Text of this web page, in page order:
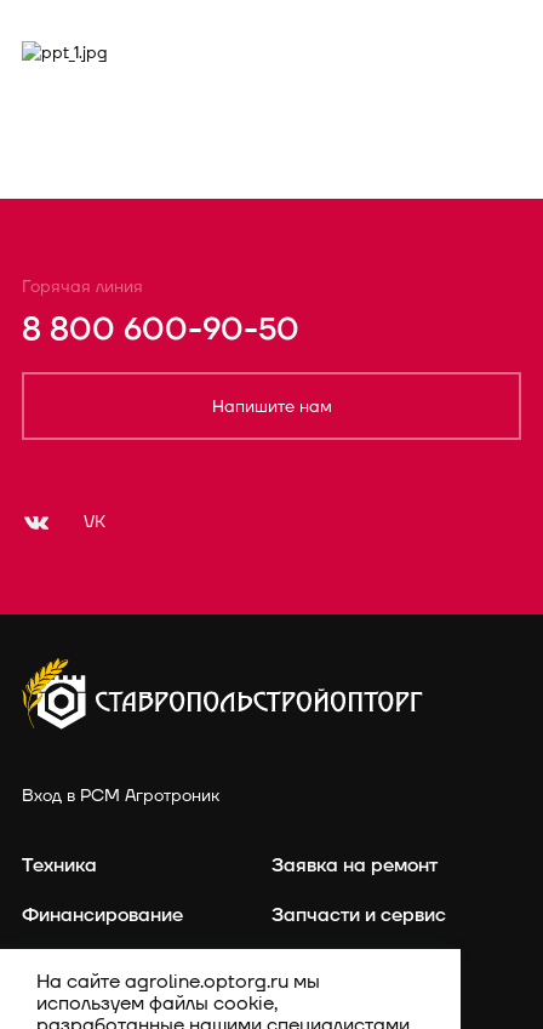
Горячая линия
8 800 600-90-50
Напишите нам
VK
Вход в РСМ Агротроник
Техника
Финансирование
Каталог запасных частей
Заявка на ремонт
Запчасти и сервис
Акции
На сайте agroline.optorg.ru мы
используем файлы cookie,